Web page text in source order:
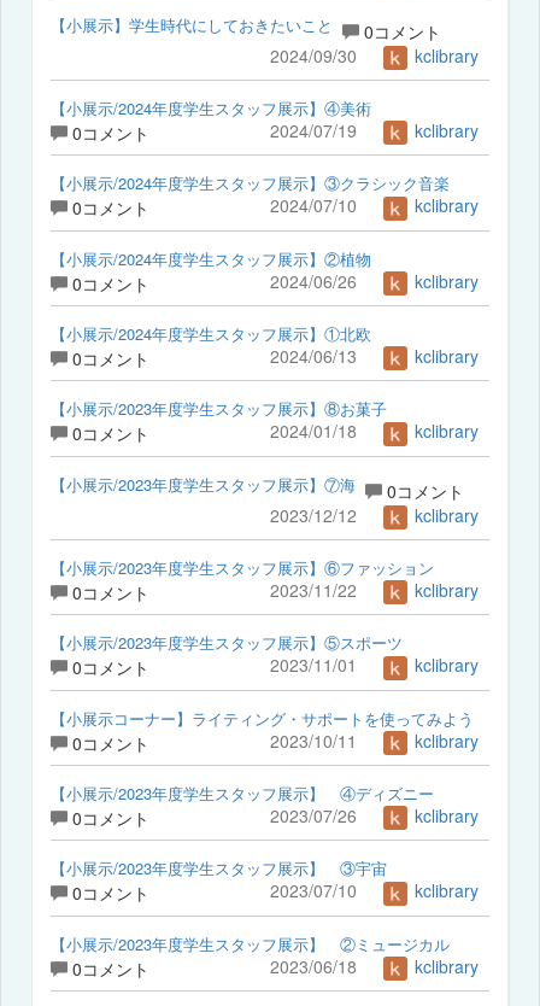
【小展示】学生時代にしておきたいこと
0コメント
2024/09/30
kclibrary
【小展示/2024年度学生スタッフ展示】④美術
0コメント 2024/07/19 kclibrary
【小展示/2024年度学生スタッフ展示】③クラシック音楽
0コメント 2024/07/10 kclibrary
【小展示/2024年度学生スタッフ展示】②植物
0コメント 2024/06/26 kclibrary
【小展示/2024年度学生スタッフ展示】①北欧
0コメント 2024/06/13 kclibrary
【小展示/2023年度学生スタッフ展示】⑧お菓子
0コメント 2024/01/18 kclibrary
【小展示/2023年度学生スタッフ展示】⑦海
0コメント
2023/12/12
kclibrary
【小展示/2023年度学生スタッフ展示】⑥ファッション
0コメント 2023/11/22 kclibrary
【小展示/2023年度学生スタッフ展示】⑤スポーツ
0コメント 2023/11/01 kclibrary
【小展示コーナー】ライティング・サポートを使ってみよう
0コメント 2023/10/11 kclibrary
【小展示/2023年度学生スタッフ展示】 ④ディズニー
0コメント 2023/07/26 kclibrary
【小展示/2023年度学生スタッフ展示】 ③宇宙
0コメント 2023/07/10 kclibrary
【小展示/2023年度学生スタッフ展示】 ②ミュージカル
0コメント 2023/06/18 kclibrary